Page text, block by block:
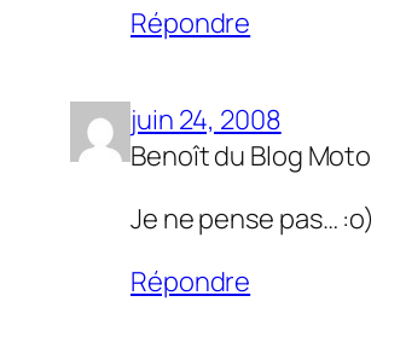
Répondre
juin 24, 2008
Benoît du Blog Moto
Je ne pense pas… :o)
Répondre